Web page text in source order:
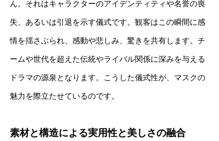
ん。それはキャラクターのアイデンティティや名誉の喪
失、あるいは引退を示す儀式です。観客はこの瞬間に感
情を揺さぶられ、感動や悲しみ、驚きを共有します。チ
ームや世代を超えた伝統やライバル関係に深みを与える
ドラマの源泉となります。こうした儀式性が、マスクの
魅力を際立たせているのです。
素材と構造による実用性と美しさの融合